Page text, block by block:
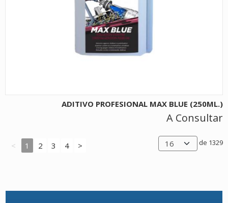
ADITIVO PROFESIONAL MAX BLUE (250ML.)
A Consultar
< 1 2 3 4 > de 1329